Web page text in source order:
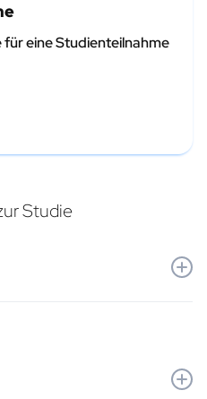
für eine Studienteilnahme
Studie
oder eine Kostenerstattung